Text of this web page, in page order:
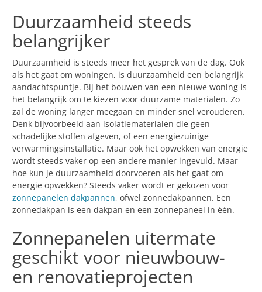
Duurzaamheid steeds
belangrijker
Duurzaamheid is steeds meer het gesprek van de dag. Ook
als het gaat om woningen, is duurzaamheid een belangrijk
aandachtspuntje. Bij het bouwen van een nieuwe woning is
het belangrijk om te kiezen voor duurzame materialen. Zo
zal de woning langer meegaan en minder snel verouderen.
Denk bijvoorbeeld aan isolatiematerialen die geen
schadelijke stoffen afgeven, of een energiezuinige
verwarmingsinstallatie. Maar ook het opwekken van energie
wordt steeds vaker op een andere manier ingevuld. Maar
hoe kun je duurzaamheid doorvoeren als het gaat om
energie opwekken? Steeds vaker wordt er gekozen voor
zonnepanelen dakpannen, ofwel zonnedakpannen. Een
zonnedakpan is een dakpan en een zonnepaneel in één.
Zonnepanelen uitermate
geschikt voor nieuwbouw-
en renovatieprojecten